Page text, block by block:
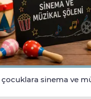
sinema ve